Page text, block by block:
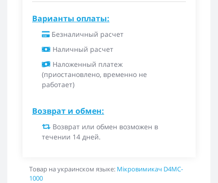
Варианты оплаты:
Безналичный расчет
Наличный расчет
Наложенный платеж
(приостановлено, временно не
работает)
Возврат и обмен:
Возврат или обмен возможен в
течении 14 дней.
Товар на украинском языке: Мікровимикач D4MC-
1000